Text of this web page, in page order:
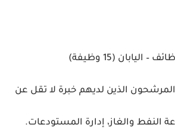
(15 وظيفة)
المرشحون الذين لديهم خبرة لا تقل عن